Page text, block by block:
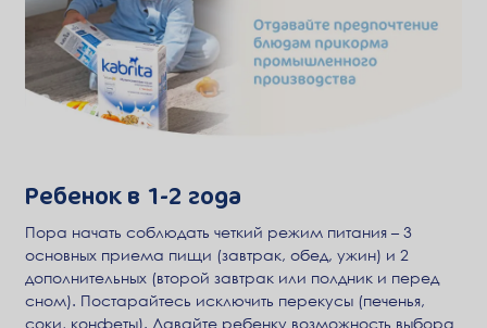
Ребенок в 1-2 года
Пора начать соблюдать четкий режим питания – 3
основных приема пищи (завтрак, обед, ужин) и 2
дополнительных (второй завтрак или полдник и перед
сном). Постарайтесь исключить перекусы (печенья,
соки, конфеты). Давайте ребенку возможность выбора